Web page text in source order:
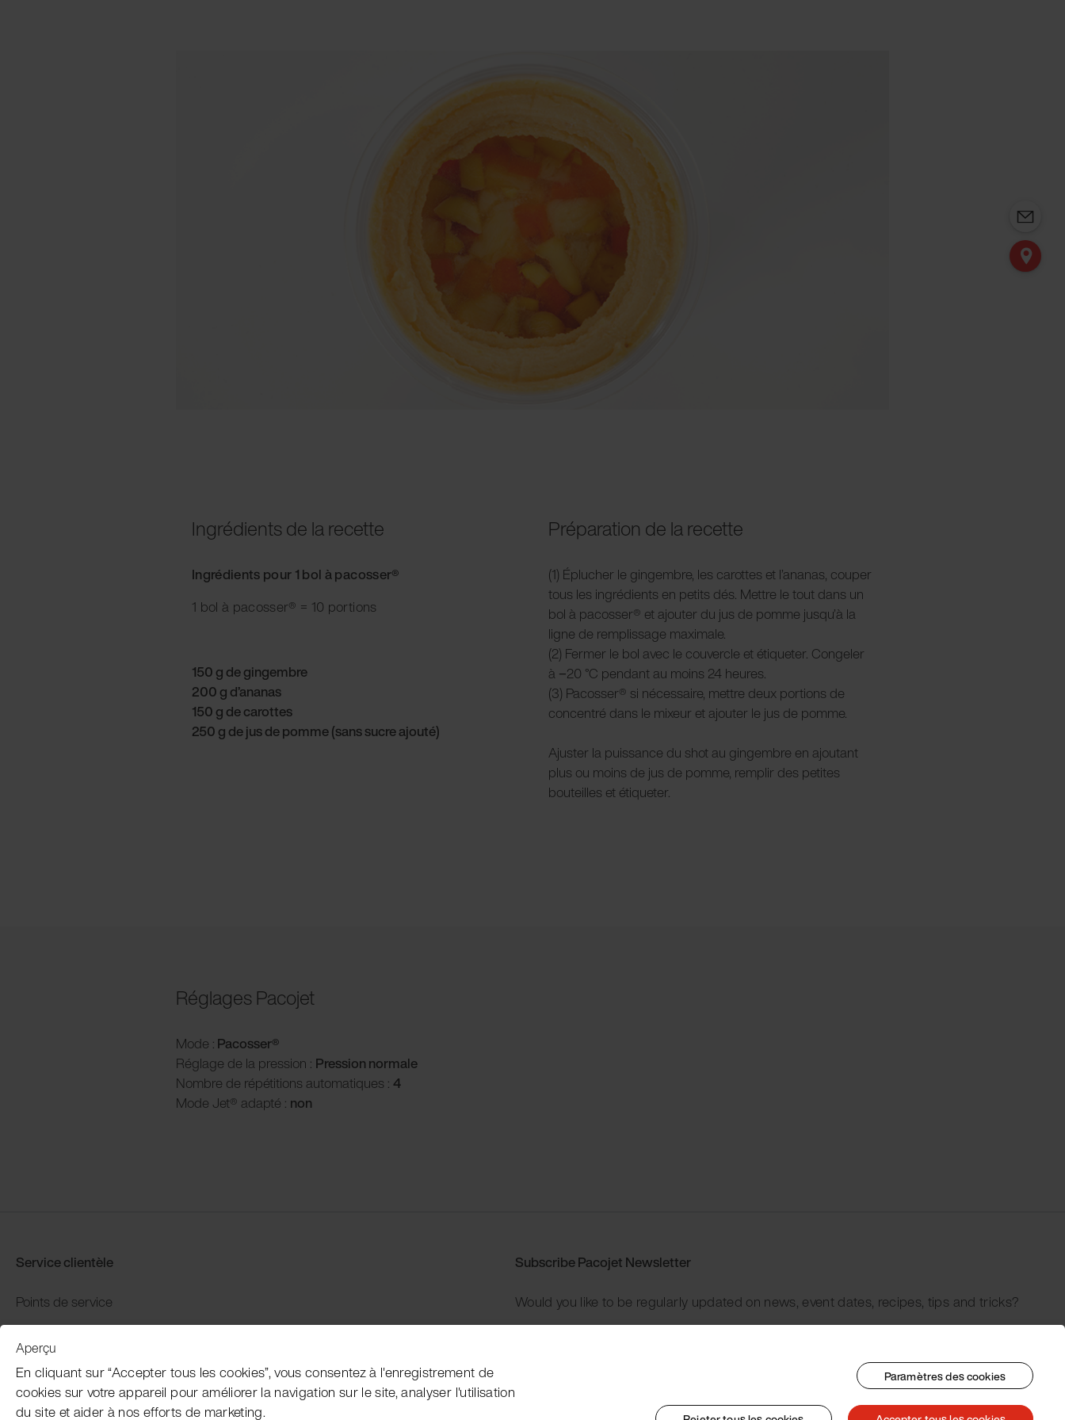
Ingrédients de la recette
Ingrédients pour 1 bol à pacosser®
1 bol à pacosser® = 10 portions
150 g de gingembre
200 g d’ananas
150 g de carottes
250 g de jus de pomme (sans sucre ajouté)
Préparation de la recette
(1) Éplucher le gingembre, les carottes et l’ananas, couper
tous les ingrédients en petits dés. Mettre le tout dans un
bol à pacosser® et ajouter du jus de pomme jusqu’à la
ligne de remplissage maximale.
(2) Fermer le bol avec le couvercle et étiqueter. Congeler
à −20 °C pendant au moins 24 heures.
(3) Pacosser® si nécessaire, mettre deux portions de
concentré dans le mixeur et ajouter le jus de pomme.
Ajuster la puissance du shot au gingembre en ajoutant
plus ou moins de jus de pomme, remplir des petites
bouteilles et étiqueter.
Réglages Pacojet
Mode : Pacosser®
Réglage de la pression : Pression normale
Nombre de répétitions automatiques : 4
Mode Jet® adapté : non
Service clientèle
Points de service
Distributors
Garantie et retour
Paiement et expédition
Subscribe Pacojet Newsletter
Would you like to be regularly updated on news, event dates, recipes, tips and tricks?
Aperçu
En cliquant sur “Accepter tous les cookies”, vous consentez à l'enregistrement de
cookies sur votre appareil pour améliorer la navigation sur le site, analyser l'utilisation
du site et aider à nos efforts de marketing.
Paramètres des cookies